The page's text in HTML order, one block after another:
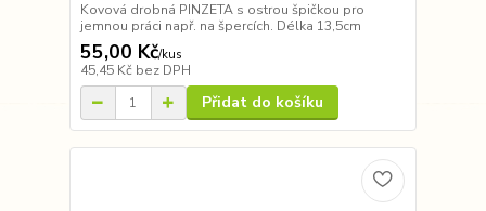
Kovová drobná PINZETA s ostrou špičkou pro
jemnou práci např. na špercích. Délka 13,5cm
55,00 Kč/kus
45,45 Kč bez DPH
Přidat do košíku